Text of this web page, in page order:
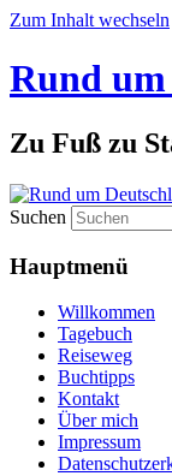
Zum Inhalt wechseln
Rund
Zu Fuß zu
Suchen
Hauptmenü
Willkommen
Tagebuch
Reiseweg
Buchtipps
Kontakt
Über mich
Impressum